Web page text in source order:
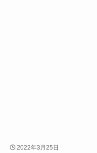
2022年3月25日